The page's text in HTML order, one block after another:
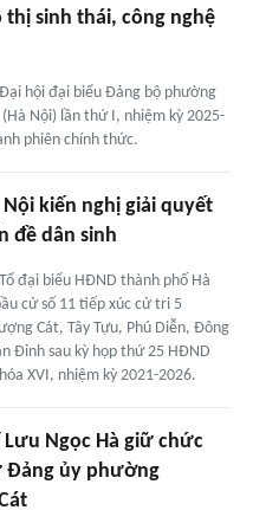
thị sinh thái, công nghệ
hội đại biểu Đảng bộ phường
Nội) lần thứ I, nhiệm kỳ 2025-
phiên chính thức.
kiến nghị giải quyết
đề dân sinh
đại biểu HĐND thành phố Hà
cử số 11 tiếp xúc cử tri 5
Cát, Tây Tựu, Phú Diễn, Đông
Đỉnh sau kỳ họp thứ 25 HĐND
XVI, nhiệm kỳ 2021-2026.
Ngọc Hà giữ chức
Đảng ủy phường